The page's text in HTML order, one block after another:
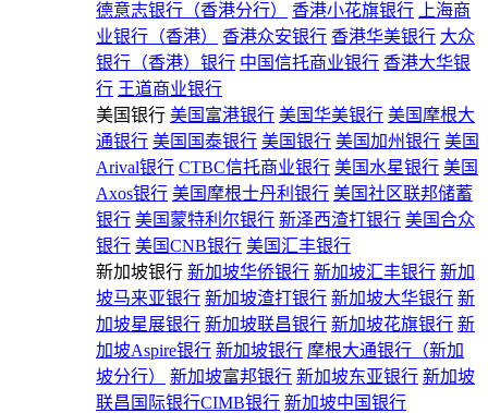
德意志银行（香港分行）
香港小花旗银行
上海商
业银行（香港）
香港众安银行 香港华美银行 大众
银行（香港）银行 中国信托商业银行 香港大华银
行 王道商业银行
美国银行 美国富港银行 美国华美银行 美国摩根大
通银行 美国国泰银行 美国银行 美国加州银行 美国
Arival银行 CTBC信托商业银行 美国水星银行 美国
Axos银行 美国摩根士丹利银行 美国社区联邦储蓄
银行 美国蒙特利尔银行 新泽西渣打银行 美国合众
银行 美国CNB银行 美国汇丰银行
新加坡银行 新加坡华侨银行 新加坡汇丰银行 新加
坡马来亚银行 新加坡渣打银行 新加坡大华银行 新
加坡星展银行 新加坡联昌银行 新加坡花旗银行 新
加坡Aspire银行 新加坡银行 摩根大通银行（新加
坡分行）
新加坡富邦银行 新加坡东亚银行 新加坡
联昌国际银行CIMB银行 新加坡中国银行